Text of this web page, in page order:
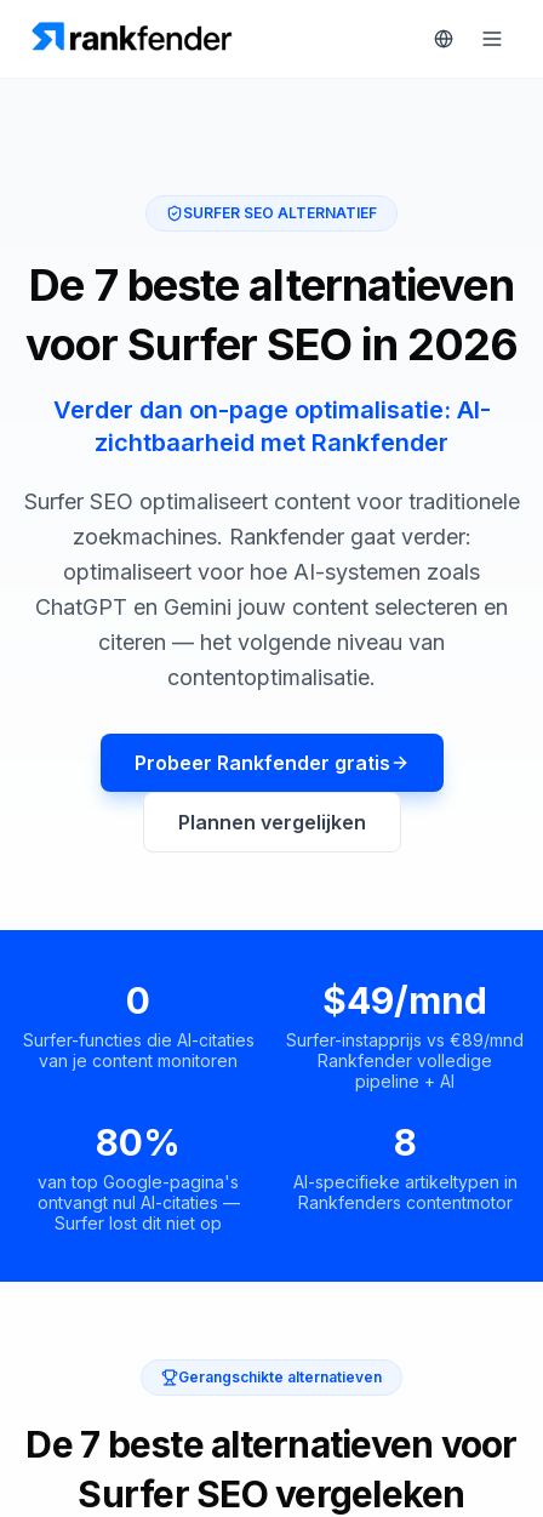
MONITOREN
RAIVE
Engine
Concurrentietracking
Zoekwoordintelligentie
HANDELEN
Content
Engine
RAISA
Assistant
Rapporten
& Analyse
tools
boeken
SURFER SEO ALTERNATIEF
De 7 beste alternatieven
voor Surfer SEO in 2026
Verder dan on-page optimalisatie: AI-
zichtbaarheid met Rankfender
Surfer SEO optimaliseert content voor traditionele
zoekmachines. Rankfender gaat verder:
optimaliseert voor hoe AI-systemen zoals
ChatGPT en Gemini jouw content selecteren en
citeren — het volgende niveau van
contentoptimalisatie.
Probeer Rankfender gratis
Plannen vergelijken
0
Surfer-functies die AI-citaties
van je content monitoren
$49/mnd
Surfer-instapprijs vs €89/mnd
Rankfender volledige
pipeline + AI
80%
van top Google-pagina's
ontvangt nul AI-citaties —
Surfer lost dit niet op
8
AI-specifieke artikeltypen in
Rankfenders contentmotor
Gerangschikte alternatieven
De 7 beste alternatieven voor
Surfer SEO vergeleken